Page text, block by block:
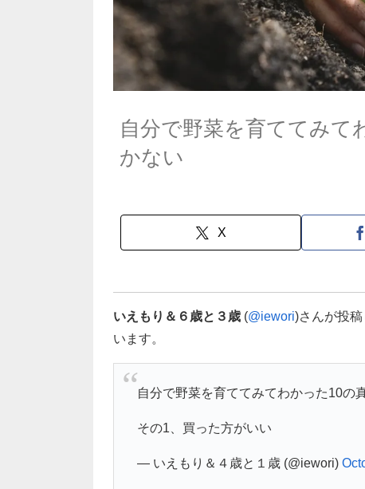
自分で野菜を育ててみて
かない
X
いえもり＆６歳と３歳 (@iewori)さんが投
います。
自分で野菜を育ててみてわかった10の
その1、買った方がいい
— いえもり＆４歳と１歳 (@iewori)